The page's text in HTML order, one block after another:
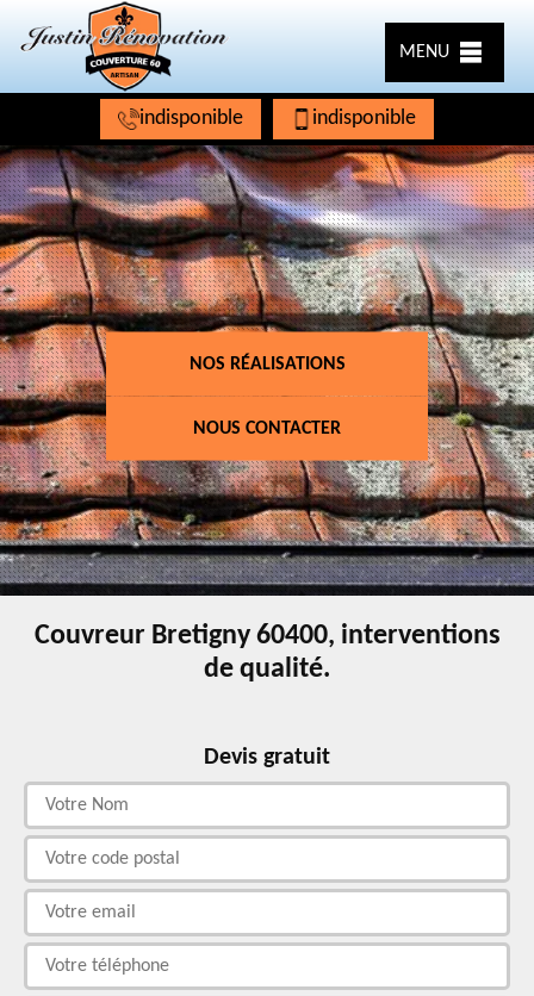
MENU
indisponible indisponible
NOS RÉALISATIONS
NOUS CONTACTER
Couvreur Bretigny 60400, interventions
de qualité.
Devis gratuit